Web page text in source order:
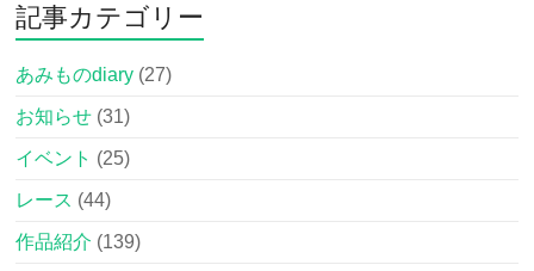
記事カテゴリー
あみものdiary (27)
お知らせ (31)
イベント (25)
レース (44)
作品紹介 (139)